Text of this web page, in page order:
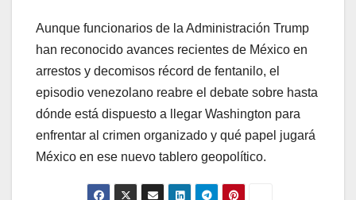
Aunque funcionarios de la Administración Trump
han reconocido avances recientes de México en
arrestos y decomisos récord de fentanilo, el
episodio venezolano reabre el debate sobre hasta
dónde está dispuesto a llegar Washington para
enfrentar al crimen organizado y qué papel jugará
México en ese nuevo tablero geopolítico.